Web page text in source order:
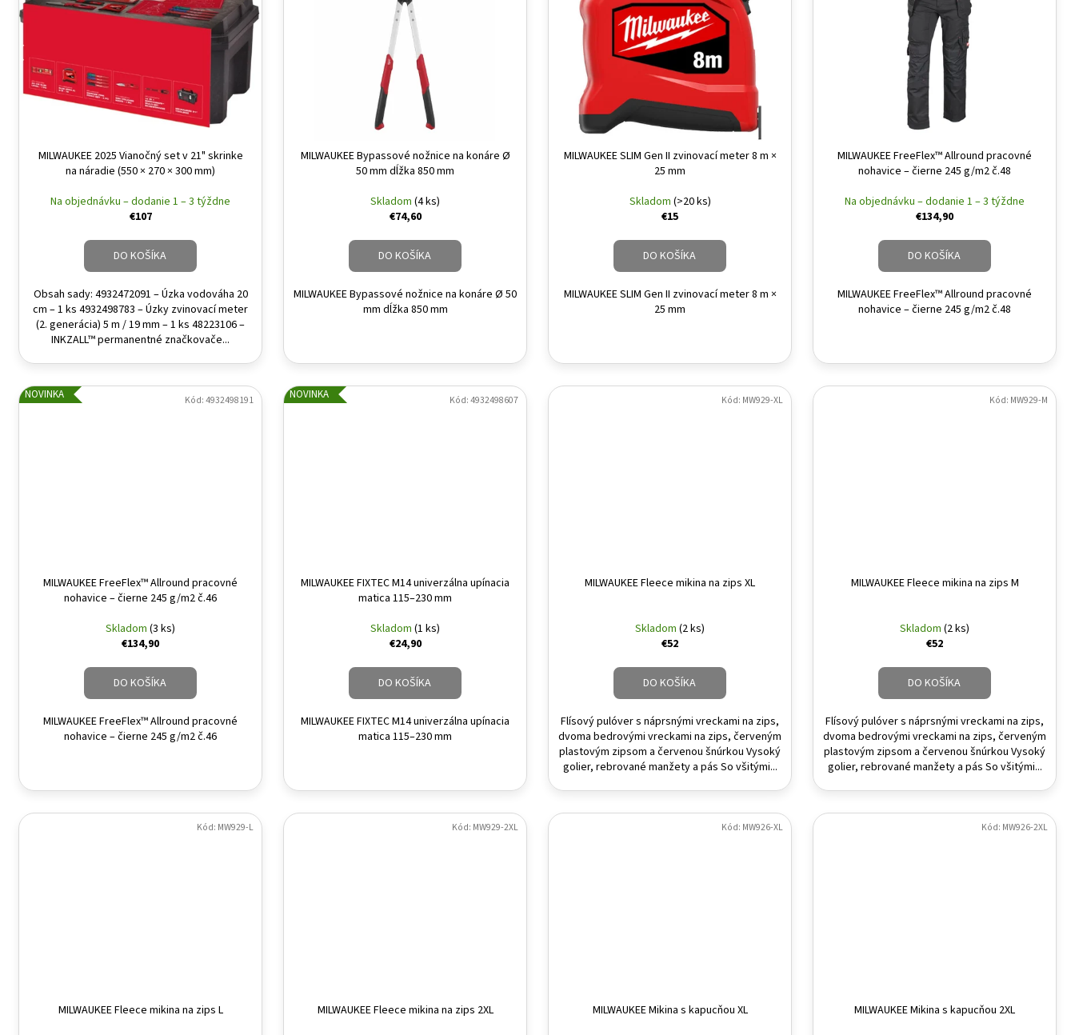
MILWAUKEE 2025 Vianočný set v 21" skrinke
na náradie (550 × 270 × 300 mm)
Na objednávku – dodanie 1 – 3 týždne
€107
DO KOŠÍKA
Obsah sady: 4932472091 – Úzka vodováha 20
cm – 1 ks 4932498783 – Úzky zvinovací meter
(2. generácia) 5 m / 19 mm – 1 ks 48223106 –
INKZALL™ permanentné značkovače...
MILWAUKEE Bypassové nožnice na konáre Ø
50 mm dĺžka 850 mm
Skladom (4 ks)
€74,60
DO KOŠÍKA
MILWAUKEE Bypassové nožnice na konáre Ø 50
mm dĺžka 850 mm
MILWAUKEE SLIM Gen II zvinovací meter 8 m ×
25 mm
Skladom (>20 ks)
€15
DO KOŠÍKA
MILWAUKEE SLIM Gen II zvinovací meter 8 m ×
25 mm
MILWAUKEE FreeFlex™ Allround pracovné
nohavice – čierne 245 g/m2 č.48
Na objednávku – dodanie 1 – 3 týždne
€134,90
DO KOŠÍKA
MILWAUKEE FreeFlex™ Allround pracovné
nohavice – čierne 245 g/m2 č.48
NOVINKA
MILWAUKEE FreeFlex™ Allround pracovné
nohavice – čierne 245 g/m2 č.46
Skladom (3 ks)
€134,90
DO KOŠÍKA
MILWAUKEE FreeFlex™ Allround pracovné
nohavice – čierne 245 g/m2 č.46
Kód:4932498191 NOVINKA
MILWAUKEE FIXTEC M14 univerzálna upínacia
matica 115–230 mm
Skladom (1 ks)
€24,90
DO KOŠÍKA
MILWAUKEE FIXTEC M14 univerzálna upínacia
matica 115–230 mm
Kód:4932498607
MILWAUKEE Fleece mikina na zips XL
Skladom (2 ks)
€52
DO KOŠÍKA
Flísový pulóver s náprsnými vreckami na zips,
dvoma bedrovými vreckami na zips, červeným
plastovým zipsom a červenou šnúrkou Vysoký
golier, rebrované manžety a pás So všitými...
Kód: MW929-XL
MILWAUKEE Fleece mikina na zips M
Skladom (2 ks)
€52
DO KOŠÍKA
Flísový pulóver s náprsnými vreckami na zips,
dvoma bedrovými vreckami na zips, červeným
plastovým zipsom a červenou šnúrkou Vysoký
golier, rebrované manžety a pás So všitými...
Kód: MW929-M
MILWAUKEE Fleece mikina na zips L
Kód: MW929-L
MILWAUKEE Fleece mikina na zips 2XL
Kód: MW929-2XL
MILWAUKEE Mikina s kapucňou XL
Kód: MW926-XL
MILWAUKEE Mikina s kapucňou 2XL
Kód: MW926-2XL